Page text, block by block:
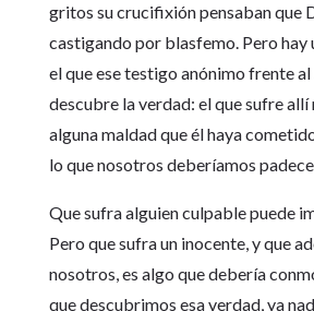
gritos su crucifixión pensaban que
castigando por blasfemo. Pero hay
el que ese testigo anónimo frente
descubre la verdad: el que sufre allí
alguna maldad que él haya
lo que nosotros deberíamos
Que sufra alguien culpable puede
Pero que sufra un inocente, y que
nosotros, es algo que debería
que descubrimos esa verdad, ya